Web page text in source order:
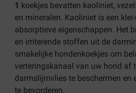
1 koekjes bevatten kaoliniet,
en mineralen. Kaoliniet is een
absorptieve eigenschappen. Het
en irriterende stoffen uit de
smakelijke hondenkoekjes om
verteringskanaal van uw hond af
darmslijmvlies te beschermen en
te bevorderen.